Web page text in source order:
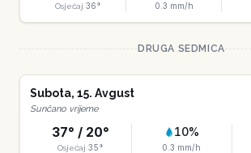
Osjećaj 36° 0.3 mm/h
DRUGA SEDMICA
Subota, 15. Avgust
Sunčano vrijeme
37° / 20°
Osjećaj 35°
10%
0.3 mm/h